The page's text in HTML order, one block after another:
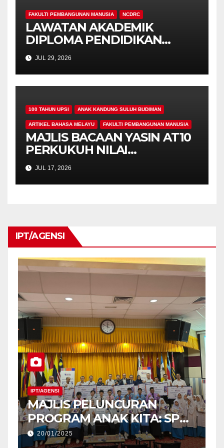
FAKULTI PEMBANGUNAN MANUSIA NCDRC
LAWATAN AKADEMIK
DIPLOMA PENDIDIKAN
AWAL KANAK-KANAK (PAKK,
FPM) KE NCDRC :
PENGALAMAN
PEMBELAJARAN AUTENTIK
MELALUI LIVING LAB DI
NCDRC
JUL 29, 2026
100 TAHUN UPSI ANAK KANDUNG SULUH BUDIMAN
ARTIKEL BAHASA MELAYU FAKULTI PEMBANGUNAN MANUSIA
MAJLIS BACAAN YASIN AT10
PERKUKUH NILAI
KEROHANIAN,
KEPRIHATINAN DAN
UKHUWAH MAHASISWA
JUL 17, 2026
IPT/AGENSI
IPT/AGENSI
MAJLIS PELUNCURAN
PROGRAM ANAK KITA: SPM
2025 (USM) DAN
20/01/2025